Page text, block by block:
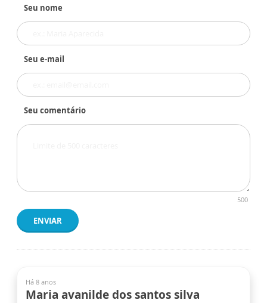
Seu nome
Seu e-mail
Seu comentário
500
ENVIAR
Há 8 anos
Maria avanilde dos santos silva